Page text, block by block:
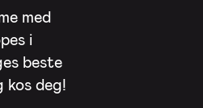
med
i
beste
kos deg!